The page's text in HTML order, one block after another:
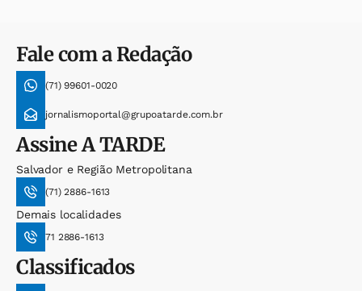
Fale com a Redação
(71) 99601-0020
jornalismoportal@grupoatarde.com.br
AssineA TARDE
Salvador e Região Metropolitana
(71) 2886-1613
Demais localidades
71 2886-1613
Classificados